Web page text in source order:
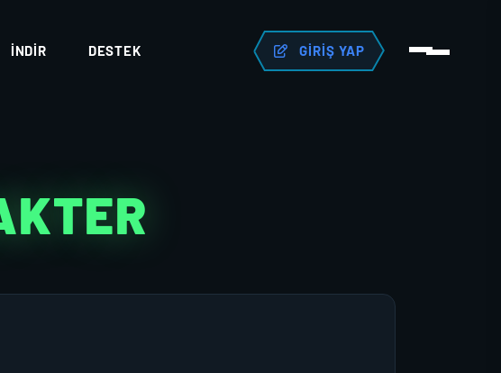
İNDIR DESTEK GIRIŞ YAP